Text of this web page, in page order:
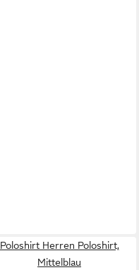
Poloshirt Herren Poloshirt,
Mittelblau